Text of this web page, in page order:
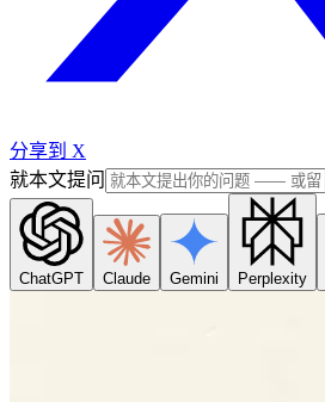
分享到 X
就本文提问
ChatGPT Claude Gemini Perplexity